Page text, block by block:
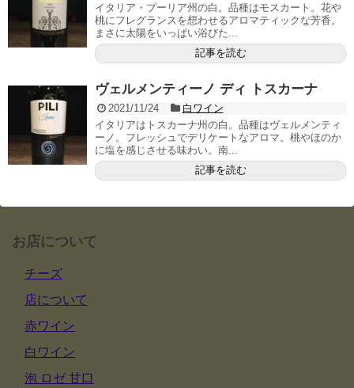
イタリア・プーリア州の白。品種はモスカート。花や
桃にフレグランスを想わせるアロマティックな芳香。
まさに太陽をいっぱい浴びた...
記事を読む
ヴェルメンティーノ ディ トスカーナ
2021/11/24
白ワイン
イタリアはトスカーナ州の白。品種はヴェルメンティ
ーノ。フレッシュでデリケートなアロマ。桃やほのか
に塩を感じさせる味わい。南...
記事を読む
お店について
チーズ
店について
赤ワイン
白ワイン
泡 ロゼ 甘口